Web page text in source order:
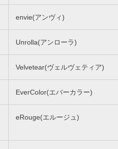
envie(アンヴィ)
Unrolla(アンローラ)
Velvetear(ヴェルヴェティア)
EverColor(エバーカラー)
eRouge(エルージュ)